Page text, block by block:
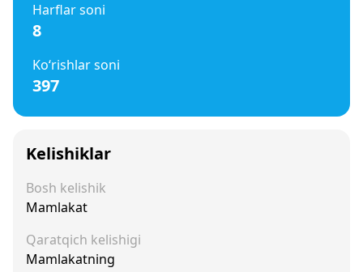
Harflar soni
8
Ko‘rishlar soni
397
Kelishiklar
Bosh kelishik
Mamlakat
Qaratqich kelishigi
Mamlakatning